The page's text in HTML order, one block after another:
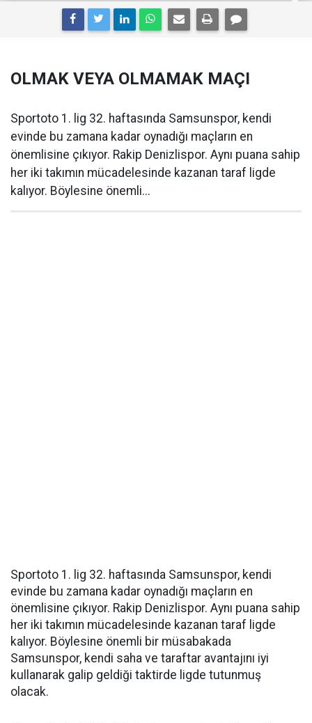
OLMAK VEYA OLMAMAK MAÇI
Sportoto 1. lig 32. haftasında Samsunspor, kendi
evinde bu zamana kadar oynadığı maçların en
önemlisine çıkıyor. Rakip Denizlispor. Aynı puana sahip
her iki takımın mücadelesinde kazanan taraf ligde
kalıyor. Böylesine önemli...
Sportoto 1. lig 32. haftasında Samsunspor, kendi
evinde bu zamana kadar oynadığı maçların en
önemlisine çıkıyor. Rakip Denizlispor. Aynı puana sahip
her iki takımın mücadelesinde kazanan taraf ligde
kalıyor. Böylesine önemli bir müsabakada
Samsunspor, kendi saha ve taraftar avantajını iyi
kullanarak galip geldiği taktirde ligde tutunmuş
olacak.